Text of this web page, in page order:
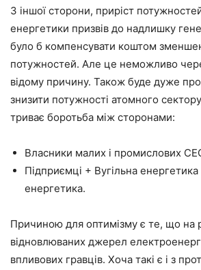
З іншої сторони, приріст
енергетики призвів до надлишку
було б компенсувати коштом
потужностей. Але це неможливо
відому причину. Також буде дуже
знизити потужності атомного
триває боротьба між сторонами:
Власники малих і промислових
Підприємці + Вугільна
енергетика.
Причиною для оптимізму є те, що на
відновлюваних джерел
впливових гравців. Хоча такі є і з